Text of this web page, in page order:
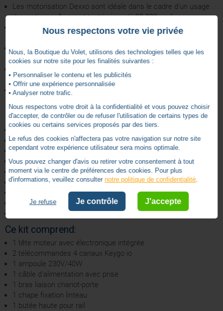
Les motorisation Dexxo sont idéale dans le cadre d'un usage
domestique, elles sont testés jusqu'à 90.000 cycles.
Sécurité garantie avec un système d'arrêt sur obstacle intégré
et la possibilité d'ajouter un jeu de cellules de détection.
Lumière de courtoisie intégrée et possibilité d'un éclairage
déporté jusqu'à 500W
aux tentatives d'intrusion
Il est possible en option d'intégrer une batterie de secours pour
Les caractéristiques techniques du produit:
Fréquence radio: RTS 433,42 MHz
Nombre de canaux: 32
Nombre de cycles par jour: 4 cycles
Force de traction: 800 NM
Certification: NF Porte de garage
Indice de protection: 1P20
Classe d'isolation: II
Limites d'utilisation: Jusqu'à 10m
Température de fonctionnement: -20°/+60 °C
Ce kit comprend:
1 tête moteur avec électronique intégrée
2 télécommandes 4 canaux Keygo io
1 ampoule 230V/40W
1 câble d'alimentation avec prise
1 bras liaison chariot-porte
1 chape fixation linteau
1 butée haute pour rail
Nous respectons votre vie privée
Nous, la Boutique du Volet, utilisons des technologies telles que les
cookies sur notre site pour les finalités suivantes :
• Personnaliser le contenu et les publicités
• Offrir une expérience personnalisée
• Analyser notre trafic.
Nous respectons votre droit à la confidentialité et vous pouvez choisir
d'accepter, de contrôler ou de refuser l'utilisation de certains types de
cookies ou certains services proposés par des tiers.
Le refus des cookies n'affectera pas votre navigation sur notre site
cependant votre expérience utilisateur sera moins optimale.
Vous pouvez changer d'avis ou retirer votre consentement à tout
moment via le centre de préférences des cookies. Pour plus
d'informations, veuillez consulter notre politique de confidentialité.
Je refuse Je contrôle J'accepte